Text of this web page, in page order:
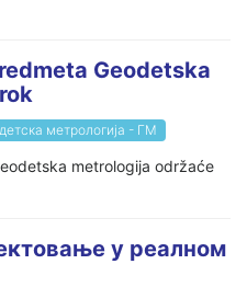
Geodetska
метрологија - ГМ
metrologija održaće
у реалном